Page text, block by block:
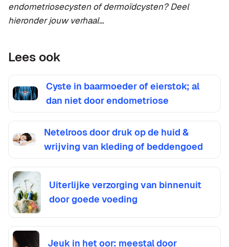
endometriosecysten of dermoïdcysten? Deel
hieronder jouw verhaal…
Lees ook
Cyste in baarmoeder of eierstok; al
dan niet door endometriose
Netelroos door druk op de huid &
wrijving van kleding of beddengoed
Uiterlijke verzorging van binnenuit
door goede voeding
Jeuk in het oor: meestal door